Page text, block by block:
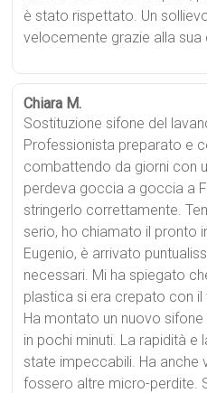
è stato rispettato. Un
velocemente grazie alla sua
Chiara M.
Sostituzione sifone del
Professionista preparato e
combattendo da giorni con
perdeva goccia a goccia a
stringerlo correttamente.
serio, ho chiamato il pronto
Eugenio, è arrivato
necessari. Mi ha spiegato
plastica si era crepato con
Ha montato un nuovo
in pochi minuti. La rapidità e
state impeccabili. Ha anche
fossero altre micro-perdite.